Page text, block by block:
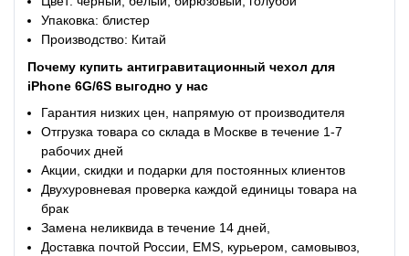
Упаковка: блистер
Производство: Китай
Почему купить антигравитационный чехол для
iPhone 6G/6S выгодно у нас
Гарантия низких цен, напрямую от производителя
Отгрузка товара со склада в Москве в течение 1-7
рабочих дней
Акции, скидки и подарки для постоянных клиентов
Двухуровневая проверка каждой единицы товара на
брак
Замена неликвида в течение 14 дней,
Доставка почтой России, EMS, курьером, самовывоз,